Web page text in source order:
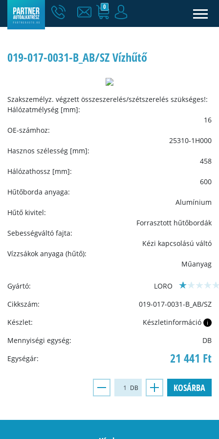
0
019-017-0031-B_AB/SZ Vízhűtő
Szakszemélyz. végzett összeszerelés/szétszerelés szükséges!:
Hálózatmélység [mm]:
16
OE-számhoz:
25310-1H000
Hasznos szélesség [mm]:
458
Hálózathossz [mm]:
600
Hűtőborda anyaga:
Alumínium
Hűtő kivitel:
Forrasztott hűtőbordák
Sebességváltó fajta:
Kézi kapcsolású váltó
Vízzsákok anyaga (hűtő):
Műanyag
Gyártó:
LORO
Cikkszám:
019-017-0031-B_AB/SZ
Készlet:
Készletinformáció i
Mennyiségi egység:
DB
Egységár:
21 441 Ft
DB KOSÁRBA